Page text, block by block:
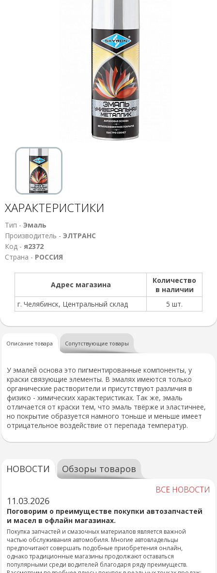
ХАРАКТЕРИСТИКИ
Тип - Эмаль
Производитель - ЭЛТРАНС
Код - я2372
Страна - РОССИЯ
Адрес магазина
Количество
в наличии
г. Челябинск, Центральный склад
5 шт.
Описание товара Сопутствующие товары
У эмалей основа это пигментированные компоненты, у
краски связующие элементы. В эмалях имеются только
органические растворители и присутствуют различия в
физико - химических характеристиках. Так же, эмаль
отличается от краски тем, что эмаль твёрже и эластичнее,
но покрытие образуется намного тоньше и меньше имеет
отрицательное воздействие от перепада температур.
НОВОСТИ Обзоры товаров
ВСЕ НОВОСТИ
11.03.2026
Поговорим о преимуществе покупки автозапчастей
и масел в офлайн магазинах.
Покупка запчастей и смазочных материалов является важной
частью обслуживания автомобиля. Многие автовладельцы
предпочитают совершать подобные приобретения онлайн,
однако традиционные магазины продолжают оставаться
популярными среди водителей благодаря ряду преимуществ.